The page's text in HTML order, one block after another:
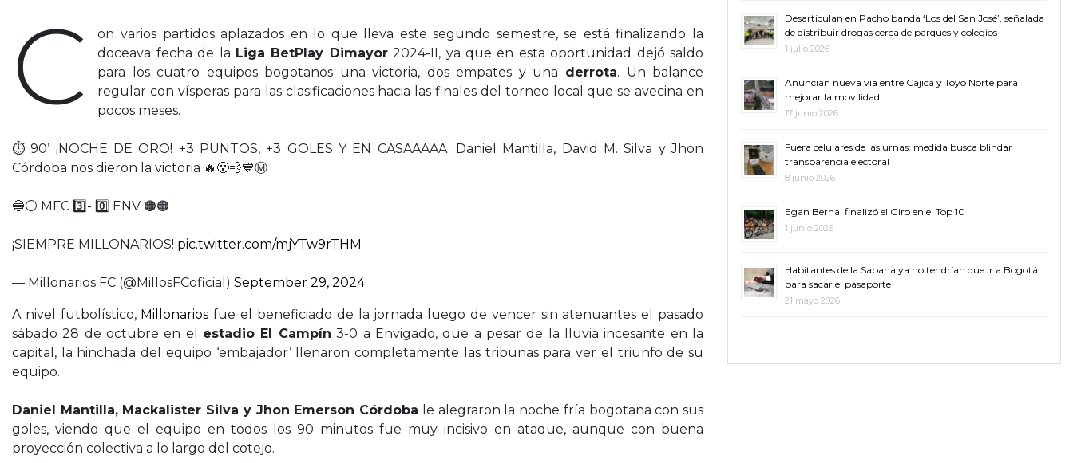
C
on varios partidos aplazados en lo que lleva este segundo semestre, se está finalizando la
doceava fecha de la Liga BetPlay Dimayor2024-II, ya que en esta oportunidad dejó saldo
para los cuatro equipos bogotanos una victoria, dos empates y una derrota. Un balance
regular con vísperas para las clasificaciones hacia las finales del torneo local que se avecina en
pocos meses.
⏱️ 90’ ¡NOCHE DE ORO! +3 PUNTOS, +3 GOLES Y EN CASAAAAA. Daniel Mantilla, David M. Silva y Jhon
Córdoba nos dieron la victoria 🔥😮‍💨💙Ⓜ️
🔵⚪ MFC 3️⃣- 0️⃣ ENV 🟠🟠
¡SIEMPRE MILLONARIOS! pic.twitter.com/mjYTw9rTHM
— Millonarios FC (@MillosFCoficial) September 29, 2024
A nivel futbolístico, Millonarios fue el beneficiado de la jornada luego de vencer sin atenuantes el pasado
sábado 28 de octubre en el estadio El Campín 3-0 a Envigado, que a pesar de la lluvia incesante en la
capital, la hinchada del equipo ‘embajador’ llenaron completamente las tribunas para ver el triunfo de su
equipo.
Daniel Mantilla, Mackalister Silva y Jhon Emerson Córdoba le alegraron la noche fría bogotana con sus
goles, viendo que el equipo en todos los 90 minutos fue muy incisivo en ataque, aunque con buena
proyección colectiva a lo largo del cotejo.
Desarticulan en Pacho banda ‘Los del San José’, señalada
de distribuir drogas cerca de parques y colegios
1 julio 2026
Anuncian nueva vía entre Cajicá y Toyo Norte para
mejorar la movilidad
17 junio 2026
Fuera celulares de las urnas: medida busca blindar
transparencia electoral
8 junio 2026
Egan Bernal finalizó el Giro en el Top 10
1 junio 2026
Habitantes de la Sabana ya no tendrían que ir a Bogotá
para sacar el pasaporte
21 mayo 2026